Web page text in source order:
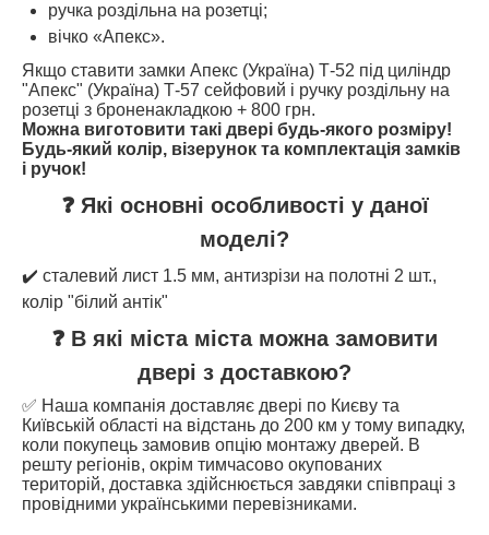
ручка роздільна на розетці;
вічко «Апекс».
Якщо ставити замки Апекс (Україна) Т-52 під циліндр
"Апекс" (Україна) Т-57 сейфовий і ручку роздільну на
розетці з броненакладкою + 800 грн.
Можна виготовити такі двері будь-якого розміру!
Будь-який колір, візерунок та комплектація замків
і ручок!
❓ Які основні особливості у даної
моделі?
✔️ сталевий лист 1.5 мм, антизрізи на полотні 2 шт.,
колір "білий антік"
❓ В які міста міста можна замовити
двері з доставкою?
✅ Наша компанія доставляє двері по Києву та
Київській області на відстань до 200 км у тому випадку,
коли покупець замовив опцію монтажу дверей. В
решту регіонів, окрім тимчасово окупованих
територій, доставка здійснюється завдяки співпраці з
провідними українськими перевізниками.